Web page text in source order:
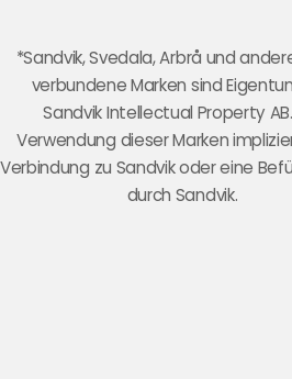
*Sandvik, Svedala, Arbrå und
verbundene Marken sind
Sandvik Intellectual Property
Verwendung dieser Marken
Verbindung zu Sandvik oder eine
durch Sandvik.